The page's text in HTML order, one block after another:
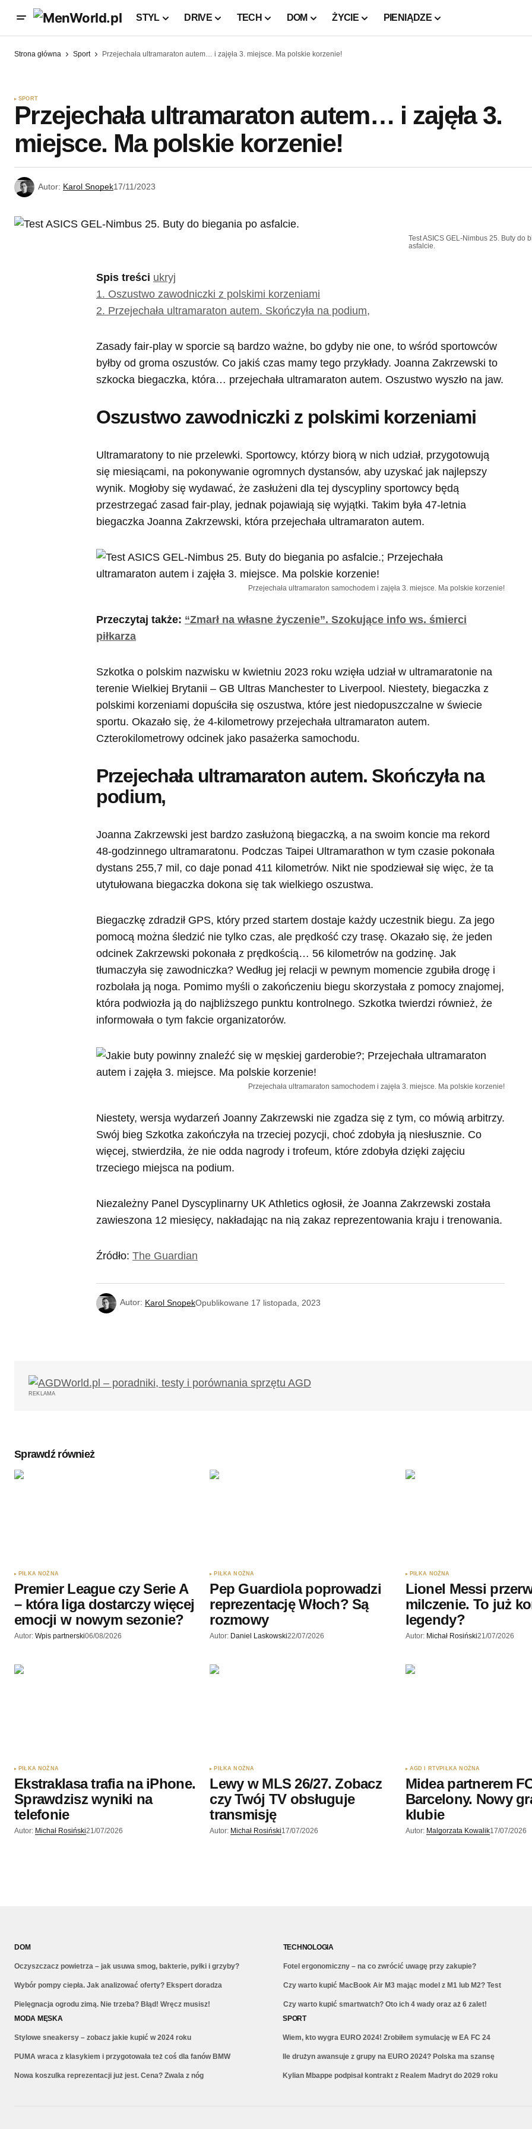
STYL DRIVE TECH DOM ŻYCIE PIENIĄDZE
Strona główna Sport Przejechała ultramaraton autem… i zajęła 3. miejsce. Ma polskie korzenie!
SPORT
Przejechała ultramaraton autem… i zajęła 3.
miejsce. Ma polskie korzenie!
Autor: Karol Snopek17/11/2023
Test ASICS GEL-Nimbus 25. Buty do
asfalcie.
Spis treści ukryj
1. Oszustwo zawodniczki z polskimi korzeniami
2. Przejechała ultramaraton autem. Skończyła na podium,
Zasady fair-play w sporcie są bardzo ważne, bo gdyby nie one, to wśród sportowców
byłby od groma oszustów. Co jakiś czas mamy tego przykłady. Joanna Zakrzewski to
szkocka biegaczka, która… przejechała ultramaraton autem. Oszustwo wyszło na jaw.
Oszustwo zawodniczki z polskimi korzeniami
Ultramaratony to nie przelewki. Sportowcy, którzy biorą w nich udział, przygotowują
się miesiącami, na pokonywanie ogromnych dystansów, aby uzyskać jak najlepszy
wynik. Mogłoby się wydawać, że zasłużeni dla tej dyscypliny sportowcy będą
przestrzegać zasad fair-play, jednak pojawiają się wyjątki. Takim była 47-letnia
biegaczka Joanna Zakrzewski, która przejechała ultramaraton autem.
Przejechała ultramaraton samochodem i zajęła 3. miejsce. Ma polskie korzenie!
Przeczytaj także: “Zmarł na własne życzenie”. Szokujące info ws. śmierci
piłkarza
Szkotka o polskim nazwisku w kwietniu 2023 roku wzięła udział w ultramaratonie na
terenie Wielkiej Brytanii – GB Ultras Manchester to Liverpool. Niestety, biegaczka z
polskimi korzeniami dopuściła się oszustwa, które jest niedopuszczalne w świecie
sportu. Okazało się, że 4-kilometrowy przejechała ultramaraton autem.
Czterokilometrowy odcinek jako pasażerka samochodu.
Przejechała ultramaraton autem. Skończyła na
podium,
Joanna Zakrzewski jest bardzo zasłużoną biegaczką, a na swoim koncie ma rekord
48-godzinnego ultramaratonu. Podczas Taipei Ultramarathon w tym czasie pokonała
dystans 255,7 mil, co daje ponad 411 kilometrów. Nikt nie spodziewał się więc, że ta
utytułowana biegaczka dokona się tak wielkiego oszustwa.
Biegaczkę zdradził GPS, który przed startem dostaje każdy uczestnik biegu. Za jego
pomocą można śledzić nie tylko czas, ale prędkość czy trasę. Okazało się, że jeden
odcinek Zakrzewski pokonała z prędkością… 56 kilometrów na godzinę. Jak
tłumaczyła się zawodniczka? Według jej relacji w pewnym momencie zgubiła drogę i
rozbolała ją noga. Pomimo myśli o zakończeniu biegu skorzystała z pomocy znajomej,
która podwiozła ją do najbliższego punktu kontrolnego. Szkotka twierdzi również, że
informowała o tym fakcie organizatorów.
Przejechała ultramaraton samochodem i zajęła 3. miejsce. Ma polskie korzenie!
Niestety, wersja wydarzeń Joanny Zakrzewski nie zgadza się z tym, co mówią arbitrzy.
Swój bieg Szkotka zakończyła na trzeciej pozycji, choć zdobyła ją niesłusznie. Co
więcej, stwierdziła, że nie odda nagrody i trofeum, które zdobyła dzięki zajęciu
trzeciego miejsca na podium.
Niezależny Panel Dyscyplinarny UK Athletics ogłosił, że Joanna Zakrzewski została
zawieszona 12 miesięcy, nakładając na nią zakaz reprezentowania kraju i trenowania.
Źródło: The Guardian
Autor: Karol SnopekOpublikowane 17 listopada, 2023
REKLAMA
Sprawdź również
PIŁKA NOŻNA
Premier League czy Serie A
– która liga dostarczy więcej
emocji w nowym sezonie?
Autor: Wpis partnerski06/08/2026
PIŁKA NOŻNA
Pep Guardiola poprowadzi
reprezentację Włoch? Są
rozmowy
Autor: Daniel Laskowski22/07/2026
PIŁKA NOŻNA
Lionel Messi
milczenie. To już
legendy?
Autor: Michał Rosiński21/07/2026
PIŁKA NOŻNA
Ekstraklasa trafia na iPhone.
Sprawdzisz wyniki na
telefonie
Autor: Michał Rosiński21/07/2026
PIŁKA NOŻNA
Lewy w MLS 26/27. Zobacz
czy Twój TV obsługuje
transmisję
Autor: Michał Rosiński17/07/2026
AGD I RTV PIŁKA NOŻNA
Midea partnerem
Barcelony. Nowy
klubie
Autor: Malgorzata Kowalik17/07/2026
DOM
Oczyszczacz powietrza – jak usuwa smog, bakterie, pyłki i grzyby?
Wybór pompy ciepła. Jak analizować oferty? Ekspert doradza
Pielęgnacja ogrodu zimą. Nie trzeba? Błąd! Wręcz musisz!
TECHNOLOGIA
Fotel ergonomiczny – na co zwrócić uwagę przy zakupie?
Czy warto kupić MacBook Air M3 mając model z M1 lub M2? Test
Czy warto kupić smartwatch? Oto ich 4 wady oraz aż 6 zalet!
MODA MĘSKA
Stylowe sneakersy – zobacz jakie kupić w 2024 roku
PUMA wraca z klasykiem i przygotowała też coś dla fanów BMW
Nowa koszulka reprezentacji już jest. Cena? Zwala z nóg
SPORT
Wiem, kto wygra EURO 2024! Zrobiłem symulację w EA FC 24
Ile drużyn awansuje z grupy na EURO 2024? Polska ma szansę
Kylian Mbappe podpisał kontrakt z Realem Madryt do 2029 roku